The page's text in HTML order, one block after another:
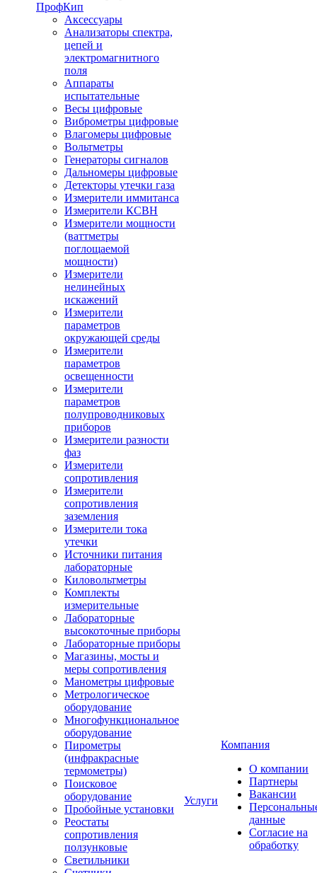
ПрофКип
Аксессуары
Анализаторы спектра,
цепей и
электромагнитного
поля
Аппараты
испытательные
Весы цифровые
Виброметры цифровые
Влагомеры цифровые
Вольтметры
Генераторы сигналов
Дальномеры цифровые
Детекторы утечки газа
Измерители иммитанса
Измерители КСВН
Измерители мощности
(ваттметры
поглощаемой
мощности)
Измерители
нелинейных
искажений
Измерители
параметров
окружающей среды
Измерители
параметров
освещенности
Измерители
параметров
полупроводниковых
приборов
Измерители разности
фаз
Измерители
сопротивления
Измерители
сопротивления
заземления
Измерители тока
утечки
Источники питания
лабораторные
Киловольтметры
Комплекты
измерительные
Лабораторные
высокоточные приборы
Лабораторные приборы
Магазины, мосты и
меры сопротивления
Манометры цифровые
Метрологическое
оборудование
Многофункциональное
оборудование
Пирометры
(инфракрасные
термометры)
Поисковое
оборудование
Пробойные установки
Реостаты
сопротивления
ползунковые
Светильники
Услуги
Компания
О компании
Партнеры
Вакансии
данные
Согласие на
обработку